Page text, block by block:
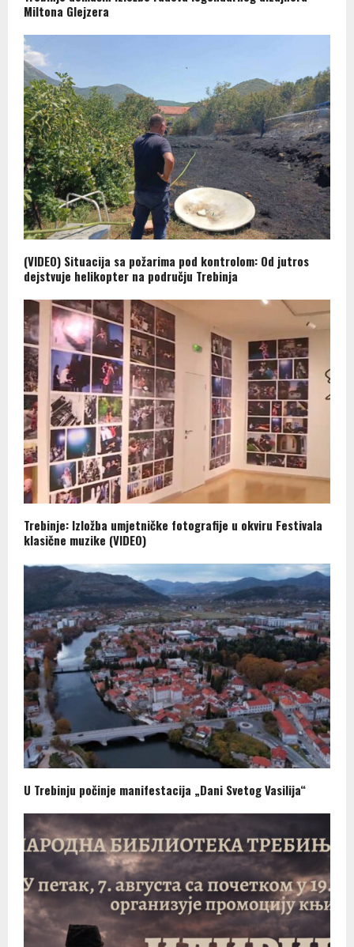
Miltona Glejzera
(VIDEO) Situacija sa požarima pod kontrolom: Od jutros
dejstvuje helikopter na području Trebinja
Trebinje: Izložba umjetničke fotografije u okviru Festivala
klasične muzike (VIDEO)
U Trebinju počinje manifestacija „Dani Svetog Vasilija“